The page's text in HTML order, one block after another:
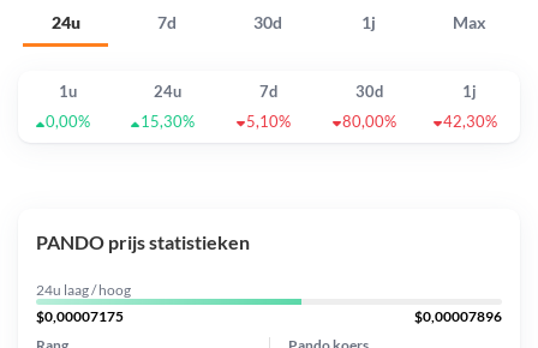
24u 7d 30d 1j Max
1u 24u 7d 30d
1j
0,00%
15,30% 5,10% 80,00% 42,30%
PANDO prijs statistieken
24u laag / hoog
$0,00007175
$0,00007896